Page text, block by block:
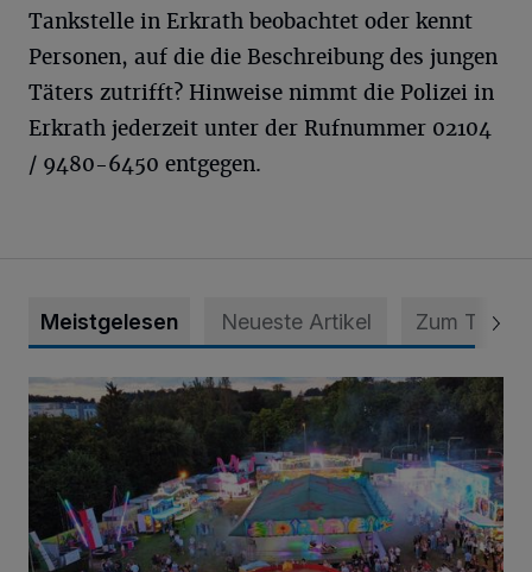
Tankstelle in Erkrath beobachtet oder kennt
Personen, auf die die Beschreibung des jungen
Täters zutrifft? Hinweise nimmt die Polizei in
Erkrath jederzeit unter der Rufnummer 02104
/ 9480-6450 entgegen.
Meistgelesen Neueste Artikel Zum Thema
Vier Tage mit vollem Programm